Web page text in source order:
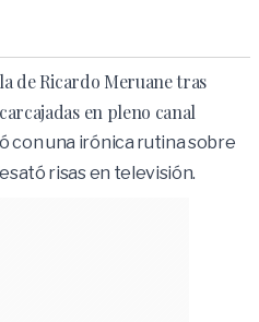
de Ricardo Meruane tras
en pleno canal
con una irónica rutina sobre
risas en televisión.